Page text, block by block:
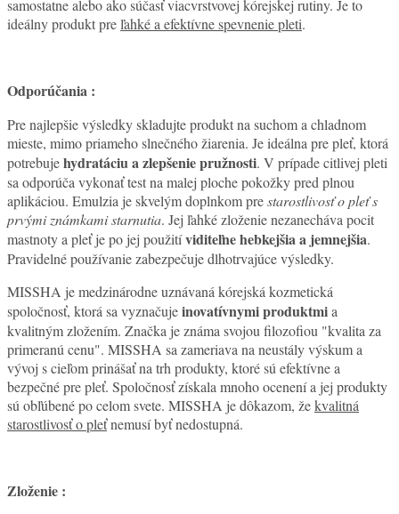
samostatne alebo ako súčasť viacvrstvovej kórejskej rutiny. Je to
ideálny produkt preľahké a efektívne spevnenie pleti.
Odporúčania :
Pre najlepšie výsledky skladujte produkt na suchom a chladnom
mieste, mimo priameho slnečného žiarenia. Je ideálna pre pleť, ktorá
potrebujehydratáciu a zlepšenie pružnosti. V prípade citlivej pleti
sa odporúča vykonať test na malej ploche pokožky pred plnou
aplikáciou. Emulzia je skvelým doplnkom prestarostlivosť o pleť s
prvými známkami starnutia. Jej ľahké zloženie nezanecháva pocit
mastnoty a pleť je po jej použitíviditeľne hebkejšia a jemnejšia.
Pravidelné používanie zabezpečuje dlhotrvajúce výsledky.
MISSHA je medzinárodne uznávaná kórejská kozmetická
spoločnosť, ktorá sa vyznačujeinovatívnymi produktmia
kvalitným zložením. Značka je známa svojou filozofiou "kvalita za
primeranú cenu". MISSHA sa zameriava na neustály výskum a
vývoj s cieľom prinášať na trh produkty, ktoré sú efektívne a
bezpečné pre pleť. Spoločnosť získala mnoho ocenení a jej produkty
sú obľúbené po celom svete. MISSHA je dôkazom, žekvalitná
starostlivosť o pleťnemusí byť nedostupná.
Zloženie :